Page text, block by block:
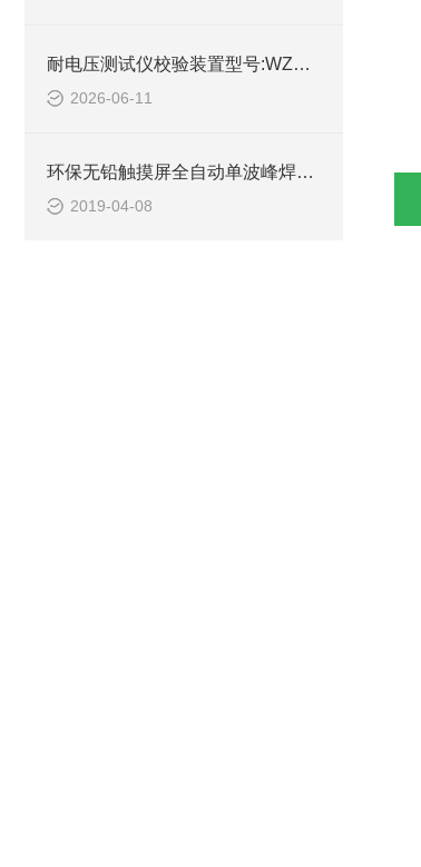
耐电压测试仪校验装置型号:WZX/NDY-1B库号：M414449的详细介绍
2026-06-11
环保无铅触摸屏全自动单波峰焊锡机
2019-04-08